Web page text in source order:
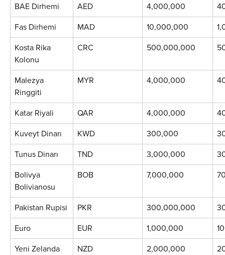
BAE Dirhemi AED 4,000,000
Fas Dirhemi MAD 10,000,000
Kosta Rika
Kolonu
CRC 500,000,000
Malezya
Ringgiti
MYR 4,000,000
Katar Riyali QAR 4,000,000
Kuveyt Dinarı KWD 300,000
Tunus Dinarı TND 3,000,000
Bolivya
Bolivianosu
BOB 7,000,000
Pakistan Rupisi PKR 300,000,000
Euro EUR 1,000,000
Yeni Zelanda
NZD 2,000,000